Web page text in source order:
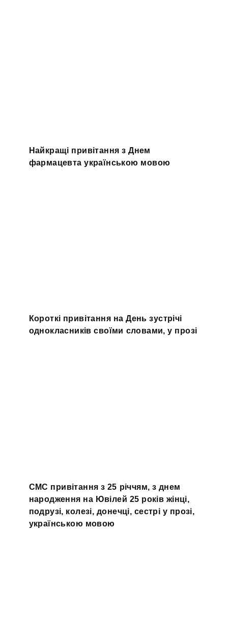
Найкращі привітання з Днем
фармацевта українською мовою
Короткі привітання на День зустрічі
однокласників своїми словами, у прозі
СМС привітання з 25 річчям, з днем
народження на Ювілей 25 років жінці,
подрузі, колезі, донечці, сестрі у прозі,
українською мовою